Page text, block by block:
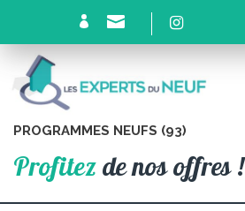
PROGRAMMES NEUFS (93)
Profitezde nos offres !